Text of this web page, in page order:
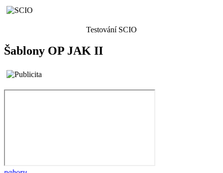
Testování SCIO
Šablony OP JAK II